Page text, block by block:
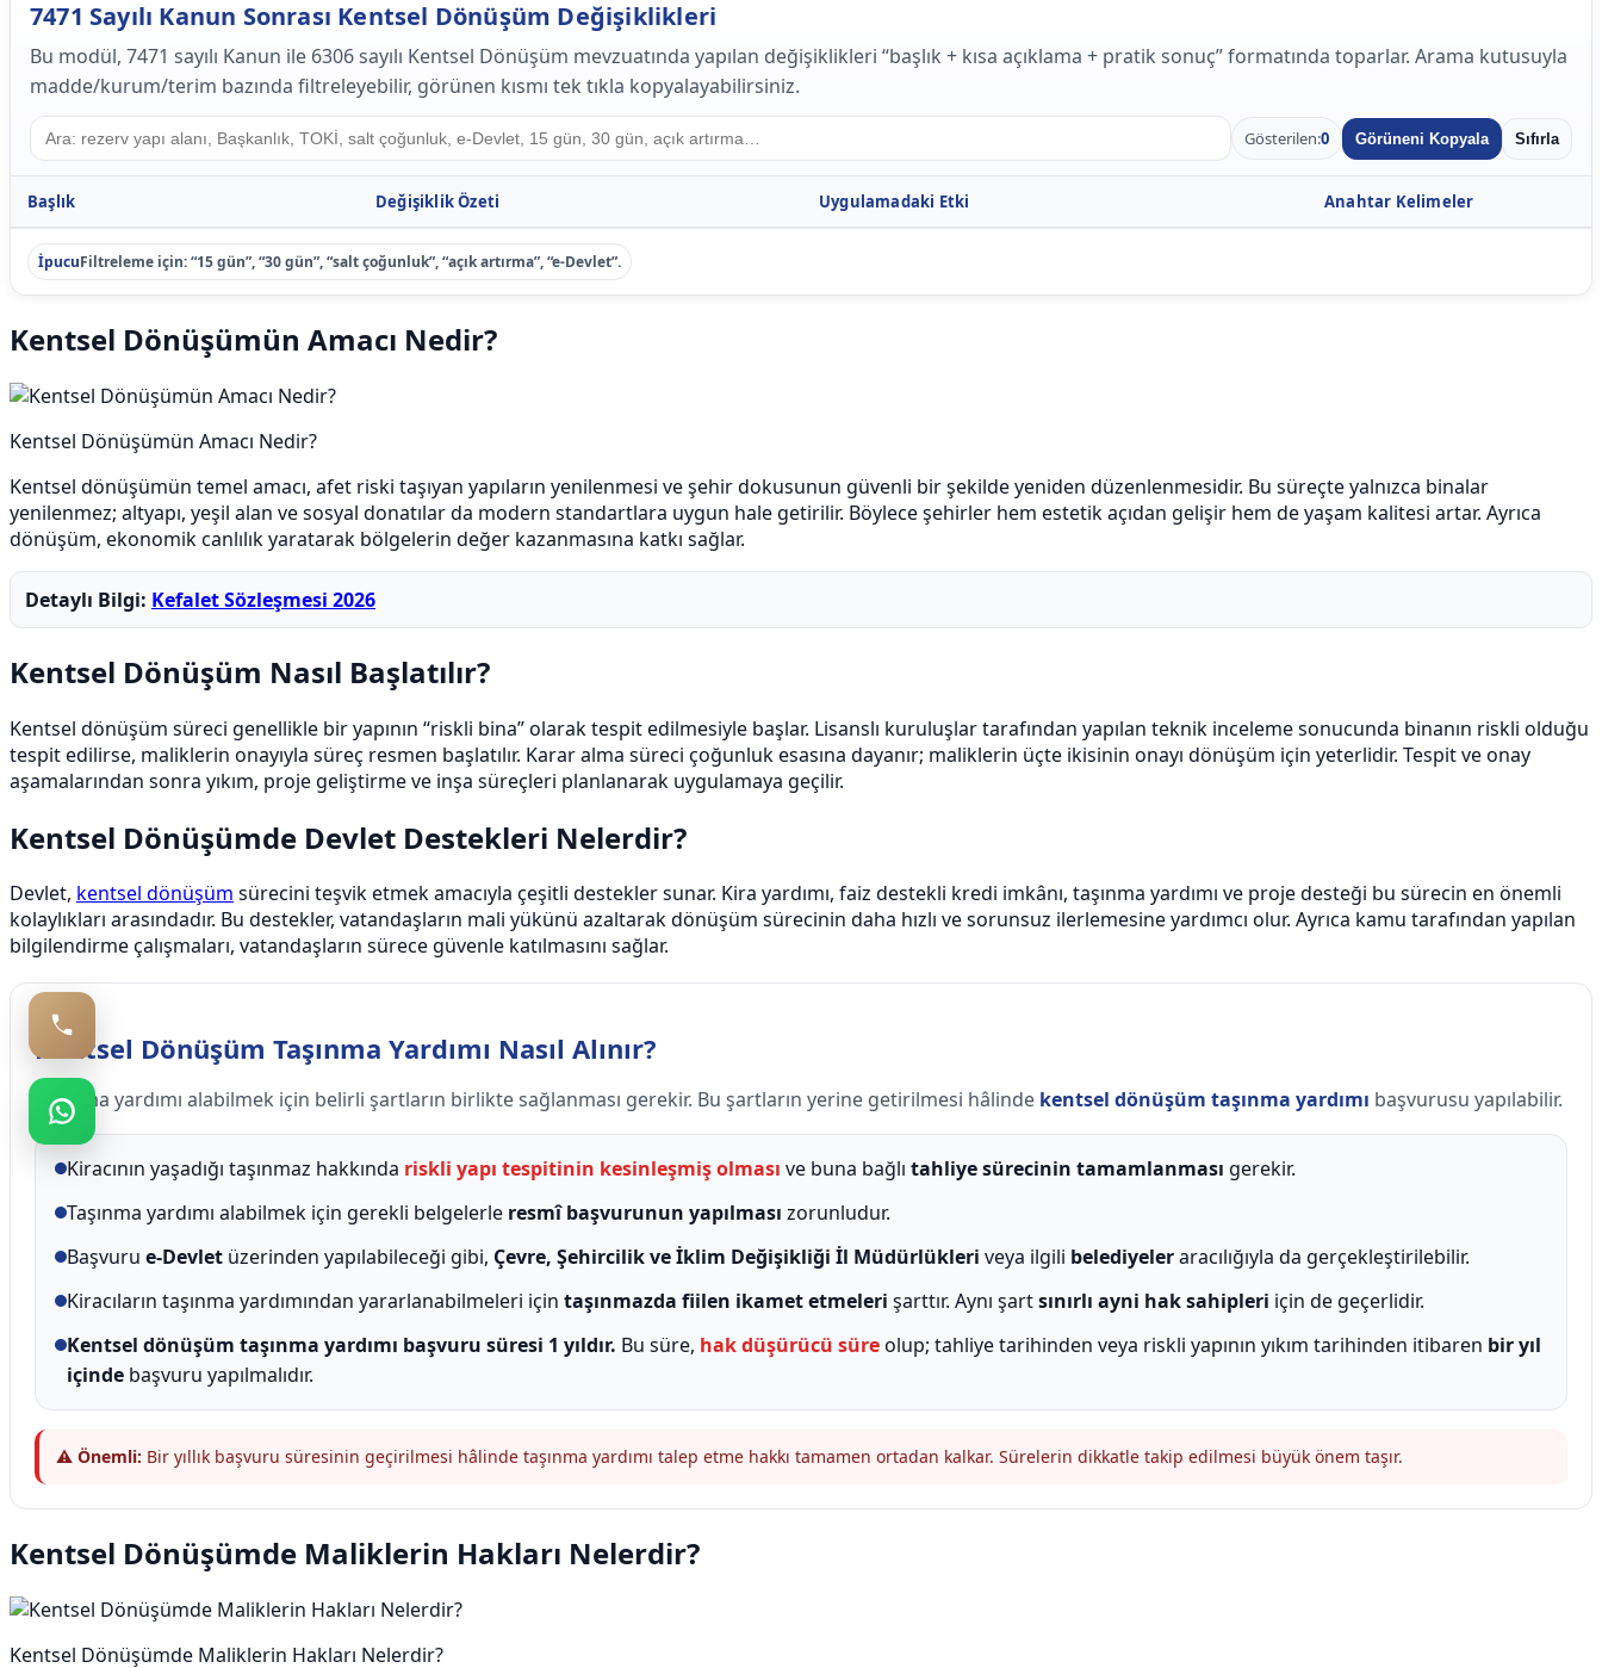
7471 Sayılı Kanun Sonrası Kentsel Dönüşüm Değişiklikleri
Bu modül, 7471 sayılı Kanun ile 6306 sayılı Kentsel Dönüşüm mevzuatında yapılan değişiklikleri “başlık + kısa açıklama + pratik sonuç” formatında toparlar. Arama kutusuyla
madde/kurum/terim bazında filtreleyebilir, görünen kısmı tek tıkla kopyalayabilirsiniz.
Gösterilen:0 Görüneni Kopyala Sıfırla
Başlık Değişiklik Özeti Uygulamadaki Etki Anahtar Kelimeler
İpucuFiltreleme için: “15 gün”, “30 gün”, “salt çoğunluk”, “açık artırma”, “e-Devlet”.
Kentsel Dönüşümün Amacı Nedir?
Kentsel Dönüşümün Amacı Nedir?
Kentsel dönüşümün temel amacı, afet riski taşıyan yapıların yenilenmesi ve şehir dokusunun güvenli bir şekilde yeniden düzenlenmesidir. Bu süreçte yalnızca binalar
yenilenmez; altyapı, yeşil alan ve sosyal donatılar da modern standartlara uygun hale getirilir. Böylece şehirler hem estetik açıdan gelişir hem de yaşam kalitesi artar. Ayrıca
dönüşüm, ekonomik canlılık yaratarak bölgelerin değer kazanmasına katkı sağlar.
Detaylı Bilgi: Kefalet Sözleşmesi 2026
Kentsel Dönüşüm Nasıl Başlatılır?
Kentsel dönüşüm süreci genellikle bir yapının “riskli bina” olarak tespit edilmesiyle başlar. Lisanslı kuruluşlar tarafından yapılan teknik inceleme sonucunda binanın riskli olduğu
tespit edilirse, maliklerin onayıyla süreç resmen başlatılır. Karar alma süreci çoğunluk esasına dayanır; maliklerin üçte ikisinin onayı dönüşüm için yeterlidir. Tespit ve onay
aşamalarından sonra yıkım, proje geliştirme ve inşa süreçleri planlanarak uygulamaya geçilir.
Kentsel Dönüşümde Devlet Destekleri Nelerdir?
Devlet, kentsel dönüşüm sürecini teşvik etmek amacıyla çeşitli destekler sunar. Kira yardımı, faiz destekli kredi imkânı, taşınma yardımı ve proje desteği bu sürecin en önemli
kolaylıkları arasındadır. Bu destekler, vatandaşların mali yükünü azaltarak dönüşüm sürecinin daha hızlı ve sorunsuz ilerlemesine yardımcı olur. Ayrıca kamu tarafından yapılan
bilgilendirme çalışmaları, vatandaşların sürece güvenle katılmasını sağlar.
Kentsel Dönüşüm Taşınma Yardımı Nasıl Alınır?
Taşınma yardımı alabilmek için belirli şartların birlikte sağlanması gerekir. Bu şartların yerine getirilmesi hâlinde kentsel dönüşüm taşınma yardımı başvurusu yapılabilir.
Kiracının yaşadığı taşınmaz hakkında riskli yapı tespitinin kesinleşmiş olması ve buna bağlı tahliye sürecinin tamamlanması gerekir.
Taşınma yardımı alabilmek için gerekli belgelerle resmî başvurunun yapılması zorunludur.
Başvuru e-Devlet üzerinden yapılabileceği gibi, Çevre, Şehircilik ve İklim Değişikliği İl Müdürlükleri veya ilgili belediyeleraracılığıyla da gerçekleştirilebilir.
Kiracıların taşınma yardımından yararlanabilmeleri için taşınmazda fiilen ikamet etmeleri şarttır. Aynı şartsınırlı ayni hak sahipleri için de geçerlidir.
Kentsel dönüşüm taşınma yardımı başvuru süresi 1 yıldır. Bu süre, hak düşürücü süreolup; tahliye tarihinden veya riskli yapının yıkım tarihinden itibaren bir yıl
içinde başvuru yapılmalıdır.
⚠️ Önemli: Bir yıllık başvuru süresinin geçirilmesi hâlinde taşınma yardımı talep etme hakkı tamamen ortadan kalkar. Sürelerin dikkatle takip edilmesi büyük önem taşır.
Kentsel Dönüşümde Maliklerin Hakları Nelerdir?
Kentsel Dönüşümde Maliklerin Hakları Nelerdir?